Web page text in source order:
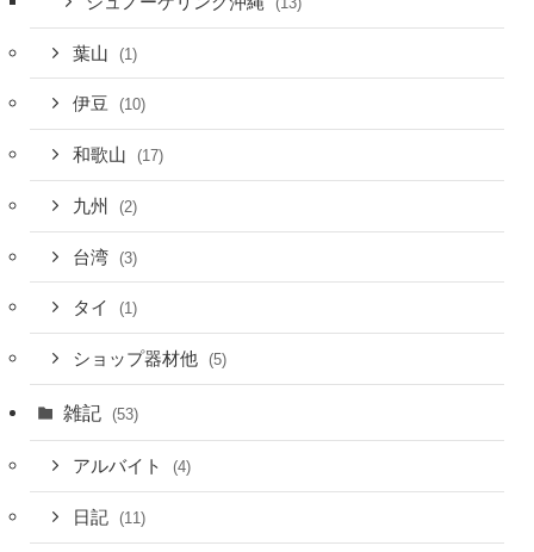
葉山 (1)
伊豆 (10)
和歌山 (17)
九州 (2)
台湾 (3)
タイ (1)
ショップ器材他 (5)
雑記 (53)
アルバイト (4)
日記 (11)